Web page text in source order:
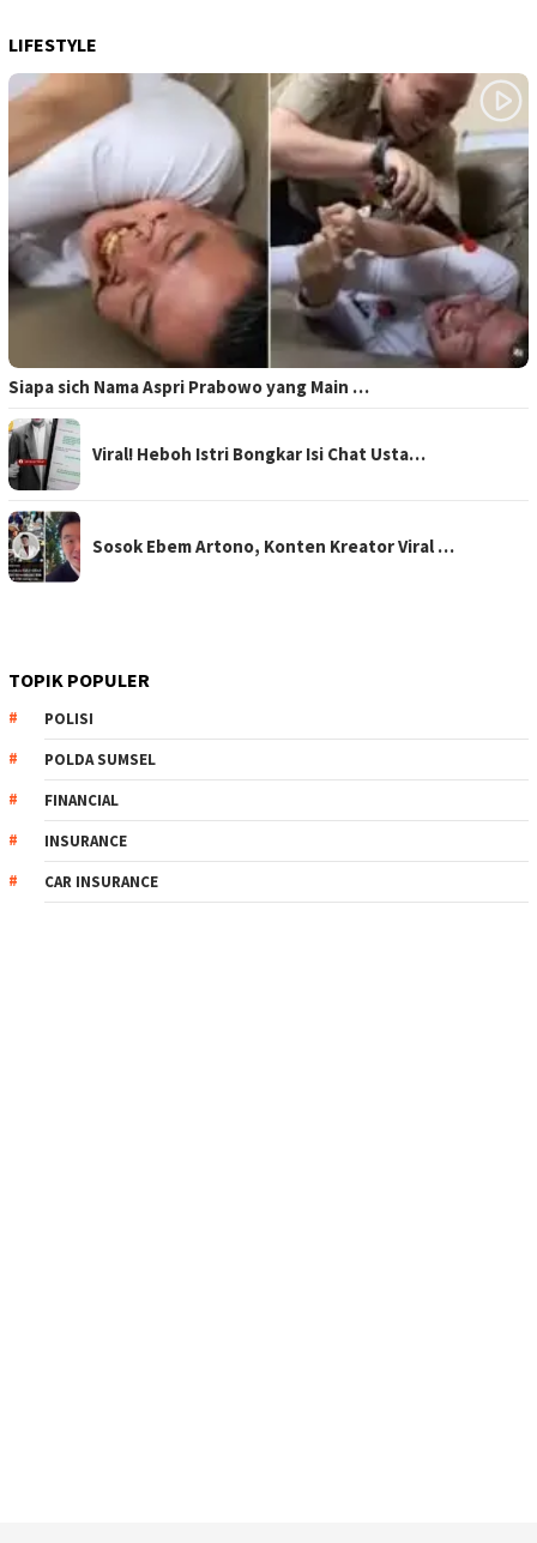
LIFESTYLE
Siapa sich Nama Aspri Prabowo yang Main …
Viral! Heboh Istri Bongkar Isi Chat Usta…
Sosok Ebem Artono, Konten Kreator Viral …
TOPIK POPULER
POLISI
POLDA SUMSEL
FINANCIAL
INSURANCE
CAR INSURANCE